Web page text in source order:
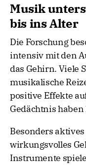
Musik
bis ins Alter
Die Forschung
intensiv mit den
das Gehirn. Viele
musikalische
positive Effekte
Gedächtnis
Besonders
wirkungsvolles
Instrumente